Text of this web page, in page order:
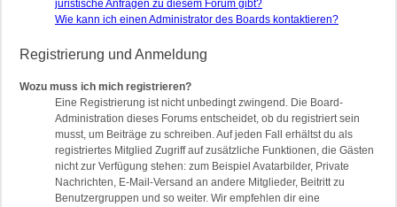
juristische Anfragen zu diesem Forum gibt?
Wie kann ich einen Administrator des Boards kontaktieren?
Registrierung und Anmeldung
Wozu muss ich mich registrieren?
Eine Registrierung ist nicht unbedingt zwingend. Die Board-
Administration dieses Forums entscheidet, ob du registriert sein
musst, um Beiträge zu schreiben. Auf jeden Fall erhältst du als
registriertes Mitglied Zugriff auf zusätzliche Funktionen, die Gästen
nicht zur Verfügung stehen: zum Beispiel Avatarbilder, Private
Nachrichten, E-Mail-Versand an andere Mitglieder, Beitritt zu
Benutzergruppen und so weiter. Wir empfehlen dir eine